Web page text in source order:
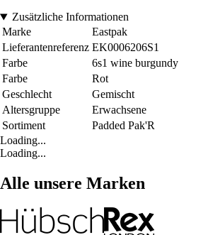
Zusätzliche Informationen
Marke
Eastpak
Lieferantenreferenz EK0006206S1
Farbe
6s1 wine burgundy
Farbe
Rot
Geschlecht
Gemischt
Altersgruppe
Erwachsene
Sortiment
Padded Pak'R
Loading...
Loading...
Alle unsere Marken